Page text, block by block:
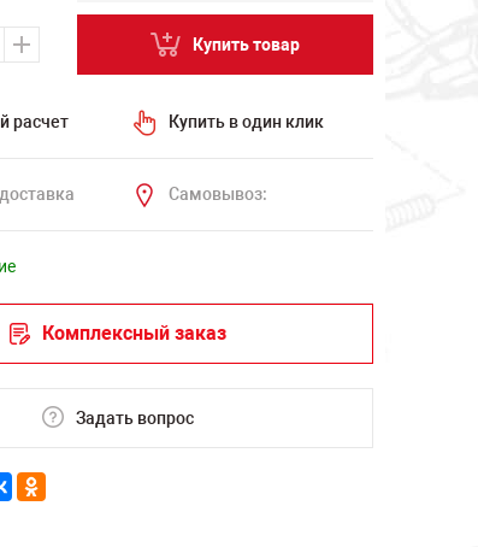
Купить товар
расчет Купить в один клик
Самовывоз:
Комплексный заказ
Задать вопрос